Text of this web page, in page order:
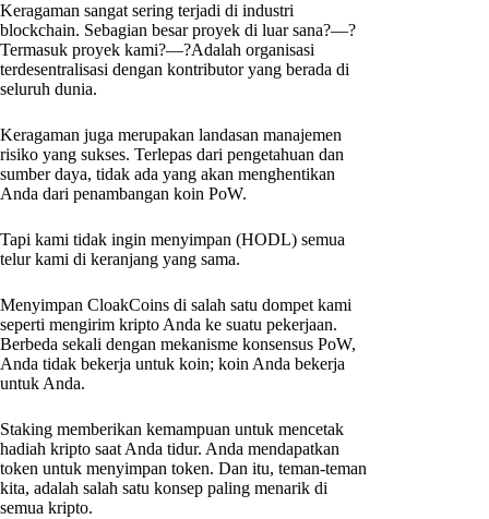
Keragaman sangat sering terjadi di industri
blockchain. Sebagian besar proyek di luar sana?—?
Termasuk proyek kami?—?Adalah organisasi
terdesentralisasi dengan kontributor yang berada di
seluruh dunia.
Keragaman juga merupakan landasan manajemen
risiko yang sukses. Terlepas dari pengetahuan dan
sumber daya, tidak ada yang akan menghentikan
Anda dari penambangan koin PoW.
Tapi kami tidak ingin menyimpan (HODL) semua
telur kami di keranjang yang sama.
Menyimpan CloakCoins di salah satu dompet kami
seperti mengirim kripto Anda ke suatu pekerjaan.
Berbeda sekali dengan mekanisme konsensus PoW,
Anda tidak bekerja untuk koin; koin Anda bekerja
untuk Anda.
Staking memberikan kemampuan untuk mencetak
hadiah kripto saat Anda tidur. Anda mendapatkan
token untuk menyimpan token. Dan itu, teman-teman
kita, adalah salah satu konsep paling menarik di
semua kripto.